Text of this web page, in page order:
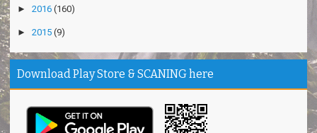
► 2016 (160)
► 2015 (9)
Download Play Store & SCANING here